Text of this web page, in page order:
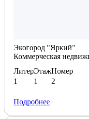
Экогород "Яркий"
Коммерческая
Литер
1
Этаж
1
Номер
2
Подробнее